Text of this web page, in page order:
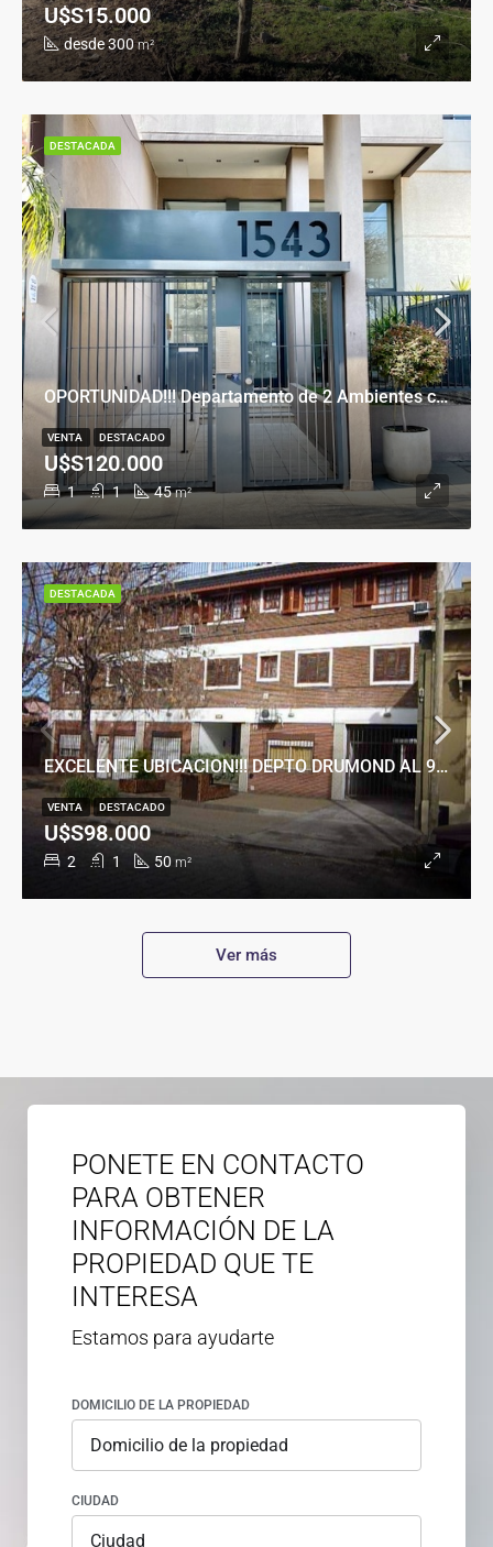
desde 300 m²
U$S15.000
OPORTUNIDAD!!! Departamento de 2 Ambientes con Cochera en Banfield Este
1 1 45 m²
U$S120.000
VENTA DESTACADO
DESTACADA
EXCELENTE UBICACION!!! DEPTO DRUMOND AL 900
2 1 50 m²
U$S98.000
VENTA DESTACADO
DESTACADA
Ver más
PONETE EN CONTACTO
PARA OBTENER
INFORMACIÓN DE LA
PROPIEDAD QUE TE
INTERESA
Estamos para ayudarte
DOMICILIO DE LA PROPIEDAD
CIUDAD